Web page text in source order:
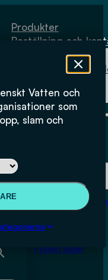
Vatten och
som
slam och
Produkter
Beställning och
Fysiskt lager
och kontakt
Om
Köpvillkor
Fysiskt lager